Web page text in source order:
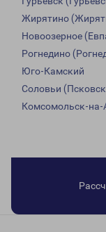
Жирятино
Новоозерное
Рогнедино
Юго-Камский
Соловьи
Комсомольск-на-